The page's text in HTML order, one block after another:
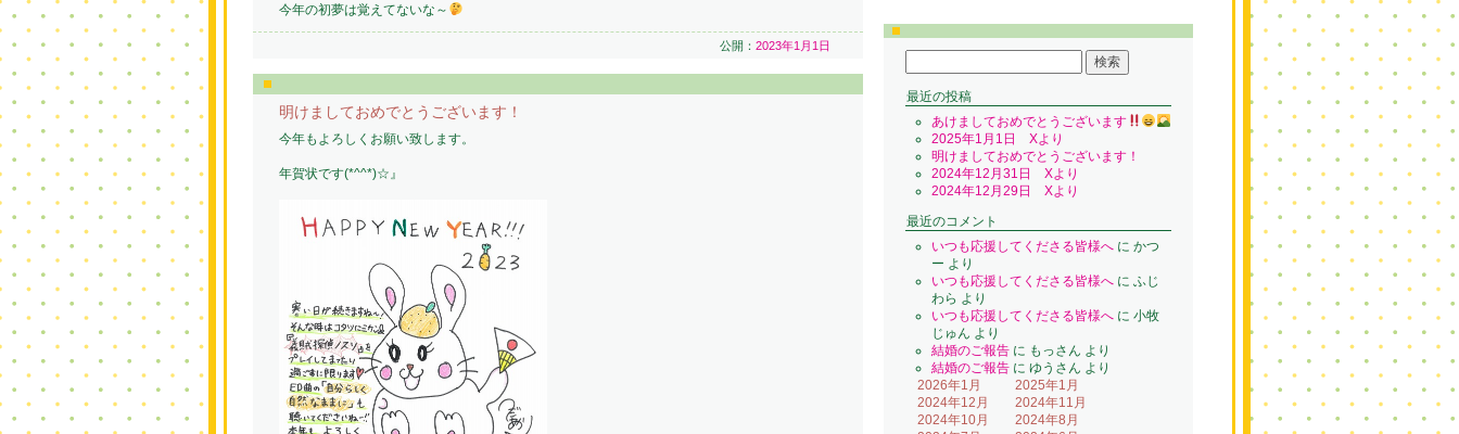
今年の初夢は覚えてないな～
公開： 2023年1月1日
明けましておめでとうございます！
今年もよろしくお願い致します。
年賀状です(*^^*)☆』
索:
最近の投稿
あけましておめでとうございます
2025年1月1日 Xより
明けましておめでとうございます！
2024年12月31日 Xより
2024年12月29日 Xより
最近のコメント
いつも応援してくださる皆様へ に かつ
ー より
いつも応援してくださる皆様へ に ふじ
わら より
いつも応援してくださる皆様へ に 小牧
じゅん より
結婚のご報告 に もっさん より
結婚のご報告 に ゆうさん より
2026年1月
2025年1月
2024年12月
2024年11月
2024年10月
2024年8月